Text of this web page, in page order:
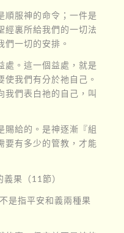
順服神的命令；一件是
經裏所給我們的一切法
們一切的安排。
處。這一個益處，就是
我們有分於祂自己。
我們表白祂的自己，叫
賜給的。是神逐漸『組
要有多少的管教，才能
果（11節）
是指平安和義兩種果